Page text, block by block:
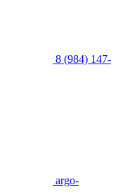
8 (984) 147-
argo-